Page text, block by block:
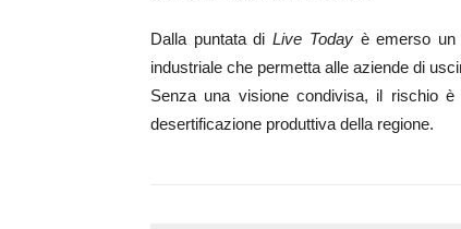
Dalla puntata diLive Todayè emerso un
industriale che permetta alle aziende di
Senza una visione condivisa, il rischio
desertificazione produttiva della regione.